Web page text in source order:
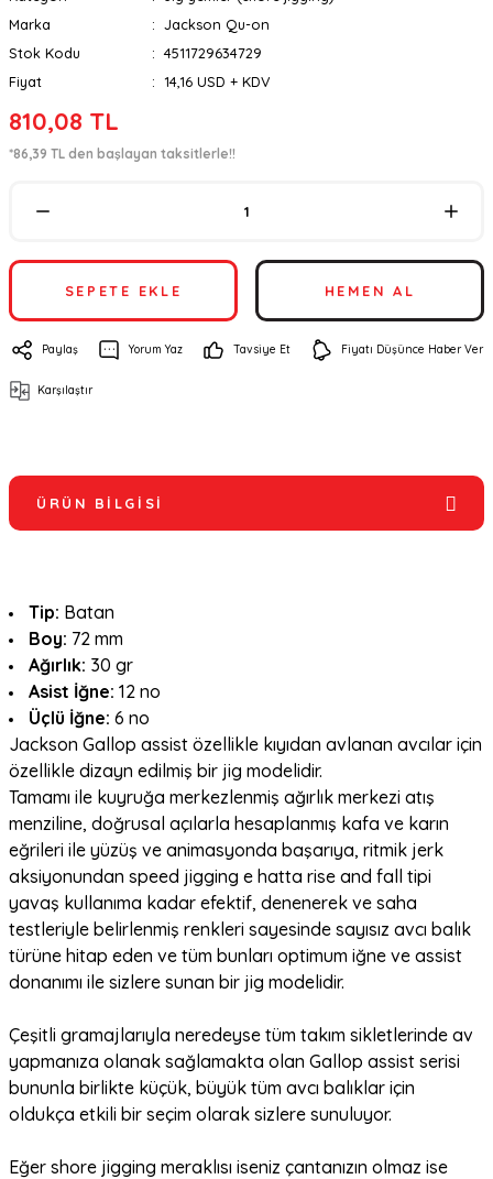
Marka
Jackson Qu-on
Stok Kodu
4511729634729
Fiyat
14,16 USD + KDV
810,08 TL
*86,39 TL den başlayan taksitlerle!!
SEPETE EKLE HEMEN AL
Paylaş Yorum Yaz Tavsiye Et Fiyatı Düşünce Haber Ver
Karşılaştır
ÜRÜN BILGISI
Tip: Batan
Boy: 72 mm
Ağırlık: 30 gr
Asist İğne: 12 no
Üçlü İğne: 6 no
Jackson Gallop assist özellikle kıyıdan avlanan avcılar için
özellikle dizayn edilmiş bir jig modelidir.
Tamamı ile kuyruğa merkezlenmiş ağırlık merkezi atış
menziline, doğrusal açılarla hesaplanmış kafa ve karın
eğrileri ile yüzüş ve animasyonda başarıya, ritmik jerk
aksiyonundan speed jigging e hatta rise and fall tipi
yavaş kullanıma kadar efektif, denenerek ve saha
testleriyle belirlenmiş renkleri sayesinde sayısız avcı balık
türüne hitap eden ve tüm bunları optimum iğne ve assist
donanımı ile sizlere sunan bir jig modelidir.
Çeşitli gramajlarıyla neredeyse tüm takım sikletlerinde av
yapmanıza olanak sağlamakta olan Gallop assist serisi
bununla birlikte küçük, büyük tüm avcı balıklar için
oldukça etkili bir seçim olarak sizlere sunuluyor.
Eğer shore jigging meraklısı iseniz çantanızın olmaz ise